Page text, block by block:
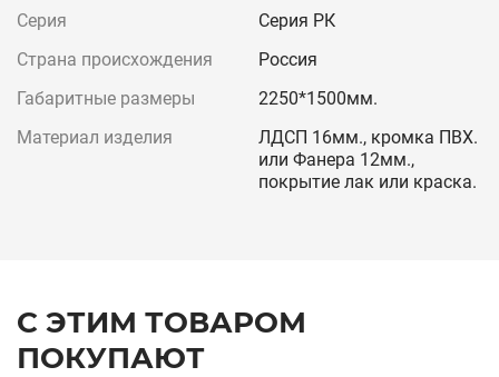
Серия
Серия РК
Страна происхождения
Россия
Габаритные размеры
2250*1500мм.
Материал изделия
ЛДСП 16мм., кромка ПВХ.
или Фанера 12мм.,
покрытие лак или краска.
С ЭТИМ ТОВАРОМ
ПОКУПАЮТ